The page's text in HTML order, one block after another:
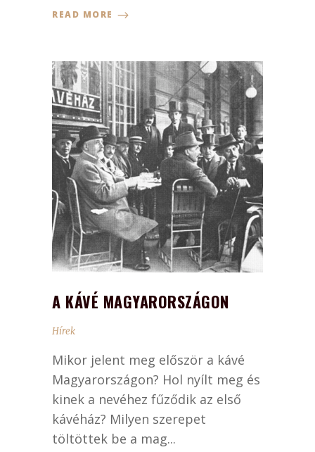
READ MORE
A KÁVÉ MAGYARORSZÁGON
Hírek
Mikor jelent meg először a kávé
Magyarországon? Hol nyílt meg és
kinek a nevéhez fűződik az első
kávéház? Milyen szerepet
töltöttek be a mag...